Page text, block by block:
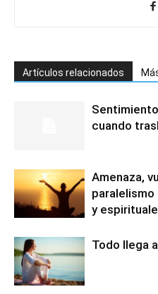
Artículos relacionados
cuando
Amenaza,
y
Todo llega